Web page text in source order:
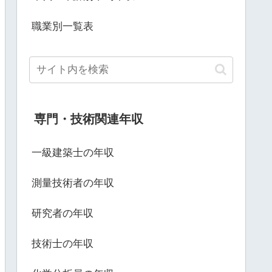
職業別一覧表
専門・技術関連年収
一級建築士の年収
測量技術者の年収
研究者の年収
技術士の年収